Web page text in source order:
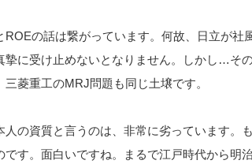
ROEの話は繋がっています。何故、日立が
摯に受け止めないとなりません。しかし…そ
三菱重工のMRJ問題も同じ土壌です。
人の資質と言うのは、非常に劣っています。
です。面白いですね。まるで江戸時代から明